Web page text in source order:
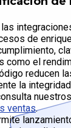
de
como el
reducen
la
nuestros
ventas.